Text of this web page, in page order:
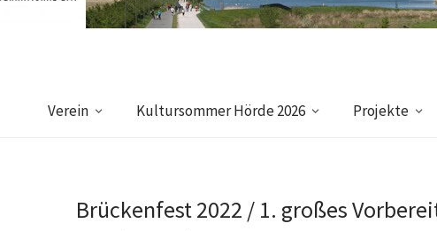
Verein Kultursommer Hörde 2026 Projekte
Brückenfest 2022 / 1. großes